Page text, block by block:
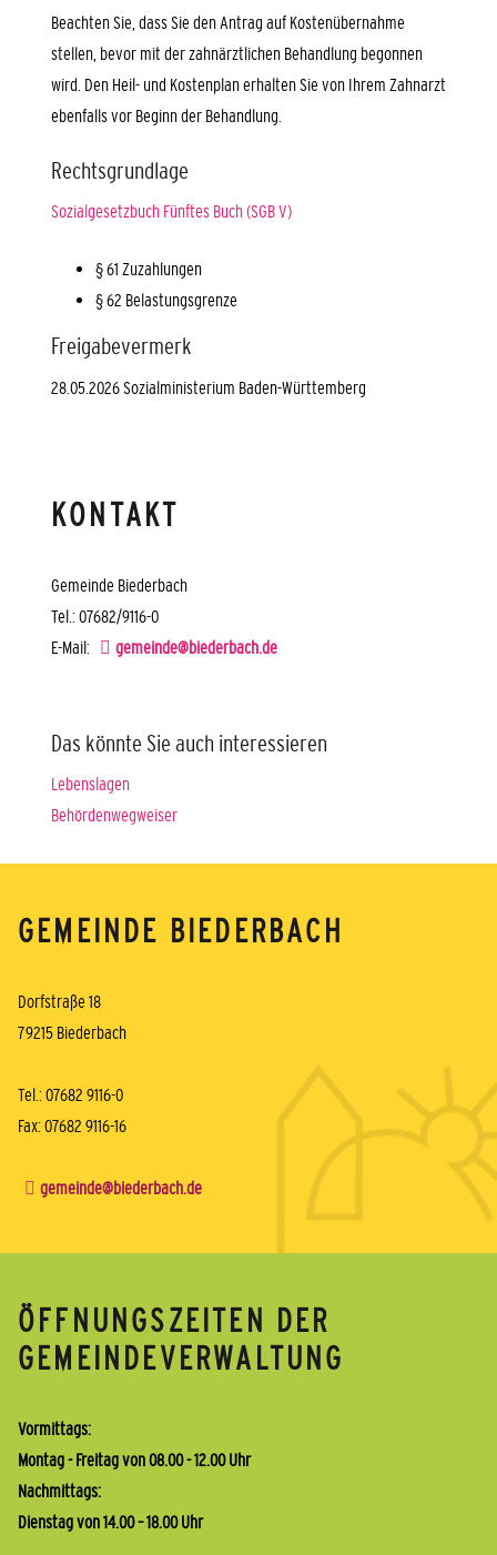
Beachten Sie, dass Sie den Antrag auf Kostenübernahme
stellen, bevor mit der zahnärztlichen Behandlung begonnen
wird. Den Heil- und Kostenplan erhalten Sie von Ihrem Zahnarzt
ebenfalls vor Beginn der Behandlung.
Rechtsgrundlage
Sozialgesetzbuch Fünftes Buch (SGB V)
§ 61 Zuzahlungen
§ 62 Belastungsgrenze
Freigabevermerk
28.05.2026 Sozialministerium Baden-Württemberg
KONTAKT
Gemeinde Biederbach
Tel.: 07682/9116-0
E-Mail:
gemeinde@biederbach.de
Das könnte Sie auch interessieren
Lebenslagen
Behördenwegweiser
GEMEINDE BIEDERBACH
Dorfstraße 18
79215 Biederbach
Tel.: 07682 9116-0
Fax: 07682 9116-16
gemeinde@biederbach.de
ÖFFNUNGSZEITEN DER
GEMEINDEVERWALTUNG
Vormittags:
Montag - Freitag von 08.00 - 12.00 Uhr
Nachmittags:
Dienstag von 14.00 – 18.00 Uhr